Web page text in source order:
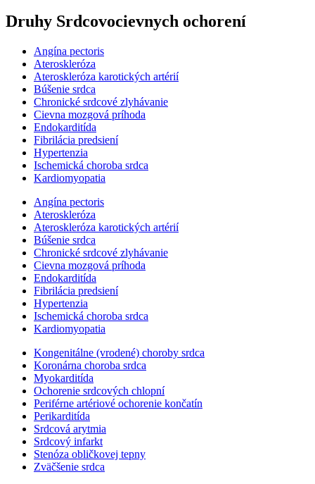
Druhy Srdcovocievnych ochorení
Angína pectoris
Ateroskleróza
Ateroskleróza karotických artérií
Búšenie srdca
Chronické srdcové zlyhávanie
Cievna mozgová príhoda
Endokarditída
Fibrilácia predsiení
Hypertenzia
Ischemická choroba srdca
Kardiomyopatia
Angína pectoris
Ateroskleróza
Ateroskleróza karotických artérií
Búšenie srdca
Chronické srdcové zlyhávanie
Cievna mozgová príhoda
Endokarditída
Fibrilácia predsiení
Hypertenzia
Ischemická choroba srdca
Kardiomyopatia
Kongenitálne (vrodené) choroby srdca
Koronárna choroba srdca
Myokarditída
Ochorenie srdcových chlopní
Periférne artériové ochorenie končatín
Perikarditída
Srdcová arytmia
Srdcový infarkt
Stenóza obličkovej tepny
Zväčšenie srdca